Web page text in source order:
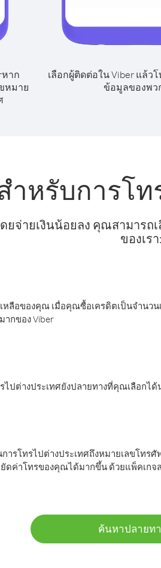
หาก
หมาย
เลือกผู้ติดต่อใน Viber แล้ว
ข้อมูลของพว
ำหรับการโ
จ่ายเงินน้อยลง คุณสามารถ
ของเรา:
เหลือของคุณ เมื่อคุณซื้อเครดิตเป็นจำน
ากของ Viber
ปต่างประเทศยังปลายทางที่คุณเลือกไ
ารโทรไปต่างประเทศถึงหมายเลขโท
ดค่าโทรของคุณได้มากขึ้น ด้วยแพ็คเกจ
ค้นหาปลายท